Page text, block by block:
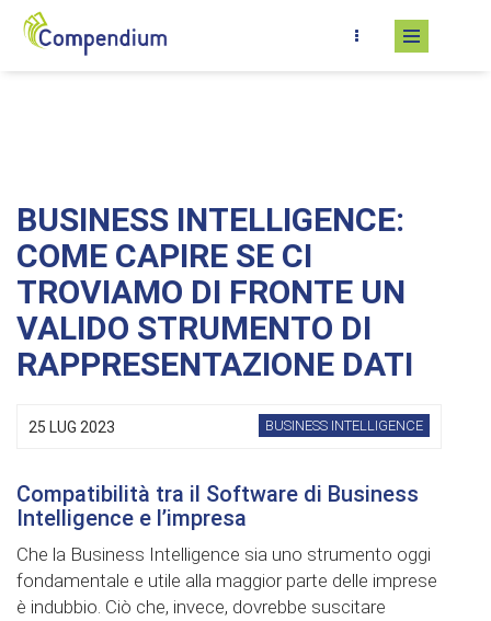
Salta al contenuto principale
BUSINESS INTELLIGENCE:
COME CAPIRE SE CI
TROVIAMO DI FRONTE UN
VALIDO STRUMENTO DI
RAPPRESENTAZIONE DATI
25 LUG 2023 BUSINESS INTELLIGENCE
Compatibilità tra il Software di Business
Intelligence e l’impresa
Che la Business Intelligence sia uno strumento oggi
fondamentale e utile alla maggior parte delle imprese
è indubbio. Ciò che, invece, dovrebbe suscitare